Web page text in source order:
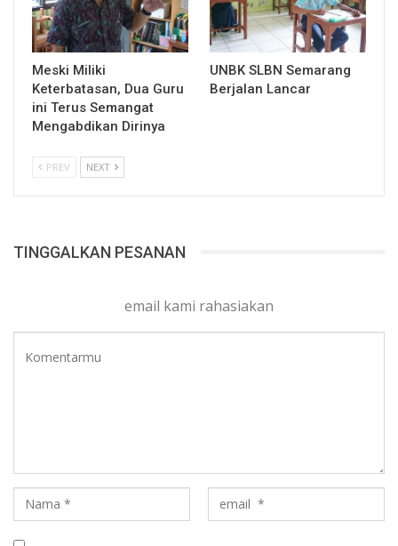
Meski Miliki
Keterbatasan, Dua Guru
ini Terus Semangat
Mengabdikan Dirinya
UNBK SLBN Semarang
Berjalan Lancar
PREV NEXT
TINGGALKAN PESANAN
email kami rahasiakan